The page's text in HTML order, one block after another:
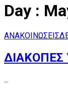
Day :
ΑΝΑΚΟΙΝΩΣΕΙΣ
...